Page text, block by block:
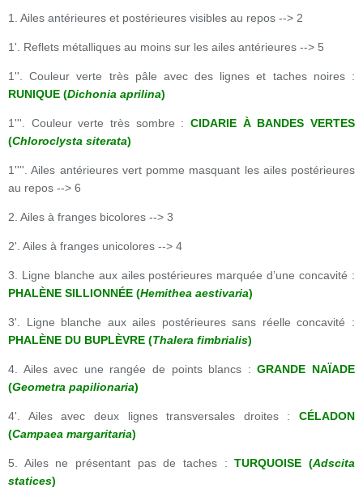
1. Ailes antérieures et postérieures visibles au repos --> 2
1'. Reflets métalliques au moins sur les ailes antérieures --> 5
1''. Couleur verte très pâle avec des lignes et taches noires :
RUNIQUE (Dichonia aprilina)
1'''. Couleur verte très sombre : CIDARIE À BANDES VERTES
(Chloroclysta siterata)
1''''. Ailes antérieures vert pomme masquant les ailes postérieures
au repos --> 6
2. Ailes à franges bicolores --> 3
2'. Ailes à franges unicolores --> 4
3. Ligne blanche aux ailes postérieures marquée d’une concavité :
PHALÈNE SILLIONNÉE (Hemithea aestivaria)
3'. Ligne blanche aux ailes postérieures sans réelle concavité :
PHALÈNE DU BUPLÈVRE (Thalera fimbrialis)
4. Ailes avec une rangée de points blancs :GRANDE NAÏADE
(Geometra papilionaria)
4'. Ailes avec deux lignes transversales droites : CÉLADON
(Campaea margaritaria)
5. Ailes ne présentant pas de taches :TURQUOISE (Adscita
statices)